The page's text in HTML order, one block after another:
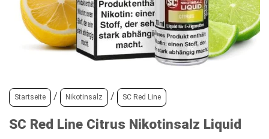
Startseite / Nikotinsalz / SC Red Line
SC Red Line Citrus Nikotinsalz Liquid